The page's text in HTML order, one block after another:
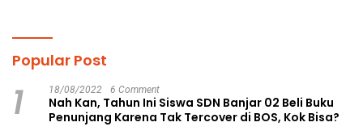
Popular Post
1 18/08/2022 6 Comment
Nah Kan, Tahun Ini Siswa SDN Banjar 02 Beli Buku
Penunjang Karena Tak Tercover di BOS, Kok Bisa?